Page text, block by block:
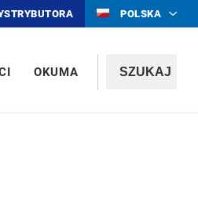
POLSKA
OKUMA